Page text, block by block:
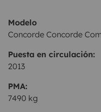
Modelo
Concorde Concorde
Puesta en circulación:
2013
PMA:
7490 kg